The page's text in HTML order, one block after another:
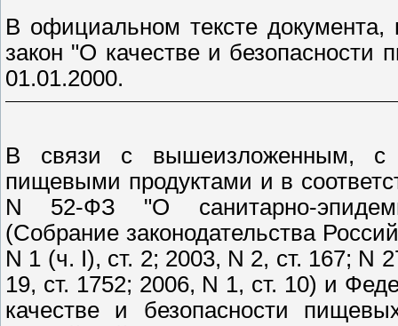
В официальном тексте
закон "О качестве и безопасности
01.01.2000.
В связи с вышеизложенным, с
пищевыми продуктами и в
N 52-ФЗ "О санитарно-
(Собрание законодательства
N 1 (ч. I), ст. 2; 2003, N 2, ст. 167; N
19, ст. 1752; 2006, N 1, ст. 10) и
качестве и безопасности